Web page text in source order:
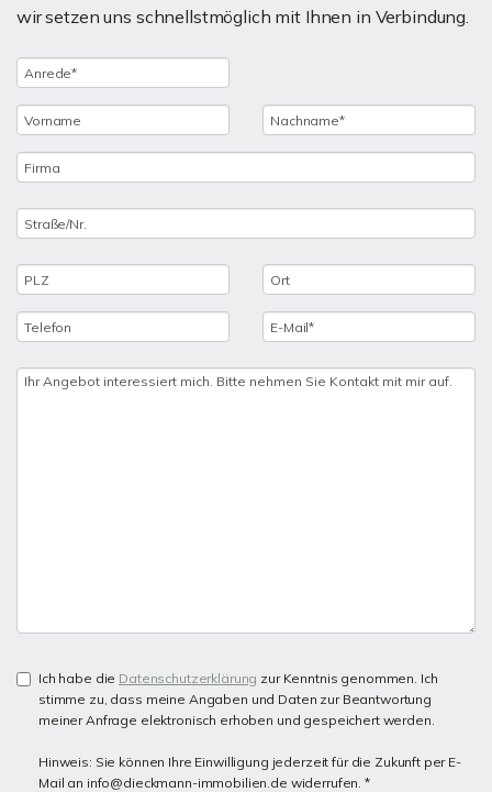
wir setzen uns schnellstmöglich mit Ihnen in Verbindung.
Ich habe die Datenschutzerklärung zur Kenntnis genommen. Ich
stimme zu, dass meine Angaben und Daten zur Beantwortung
meiner Anfrage elektronisch erhoben und gespeichert werden.
Hinweis: Sie können Ihre Einwilligung jederzeit für die Zukunft per E-
Mail an info@dieckmann-immobilien.de widerrufen. *